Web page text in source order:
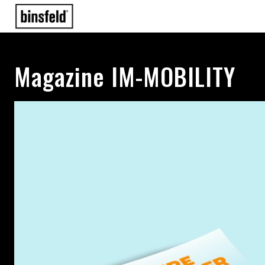
Magazine IM-MOBILITY